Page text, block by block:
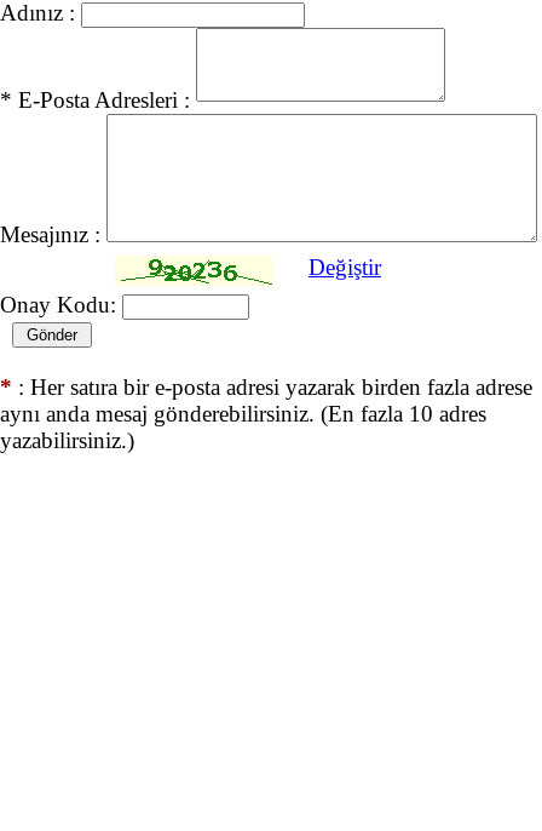
Adınız :
* E-Posta Adresleri :
Mesajınız :
Değiştir
Onay Kodu:
* : Her satıra bir e-posta adresi yazarak birden fazla adrese
aynı anda mesaj gönderebilirsiniz. (En fazla 10 adres
yazabilirsiniz.)